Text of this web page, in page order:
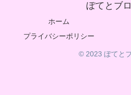
ぽてとブ
ホーム
プライバシーポリシー
© 2023 ぽてと